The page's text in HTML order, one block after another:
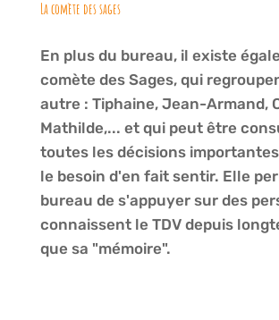
La comète des sages
En plus du bureau, il existe
comète des Sages, qui
autre : Tiphaine, Jean-Armand,
Mathilde,... et qui peut être
toutes les décisions
le besoin d'en fait sentir. Elle
bureau de s'appuyer sur des
connaissent le TDV depuis
que sa "mémoire".